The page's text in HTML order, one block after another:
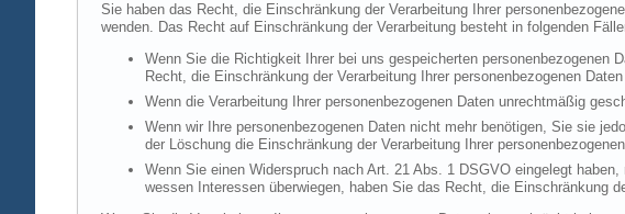
Sie haben das Recht, die Einschränkung der Verarbeitung Ihrer
wenden. Das Recht auf Einschränkung der Verarbeitung besteht in folgenden
Wenn Sie die Richtigkeit Ihrer bei uns gespeicherten personenbezogenen
Recht, die Einschränkung der Verarbeitung Ihrer personenbezogenen
Wenn die Verarbeitung Ihrer personenbezogenen Daten unrechtmäßig
Wenn wir Ihre personenbezogenen Daten nicht mehr benötigen, Sie sie
der Löschung die Einschränkung der Verarbeitung Ihrer
Wenn Sie einen Widerspruch nach Art. 21 Abs. 1 DSGVO eingelegt
wessen Interessen überwiegen, haben Sie das Recht, die Einschränkung